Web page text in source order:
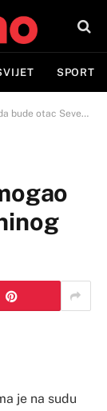
SPORT
Severininog djeteta
je na sudu